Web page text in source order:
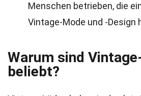
Menschen betrieben, die
Vintage-Mode und -Design
Warum sind
beliebt?